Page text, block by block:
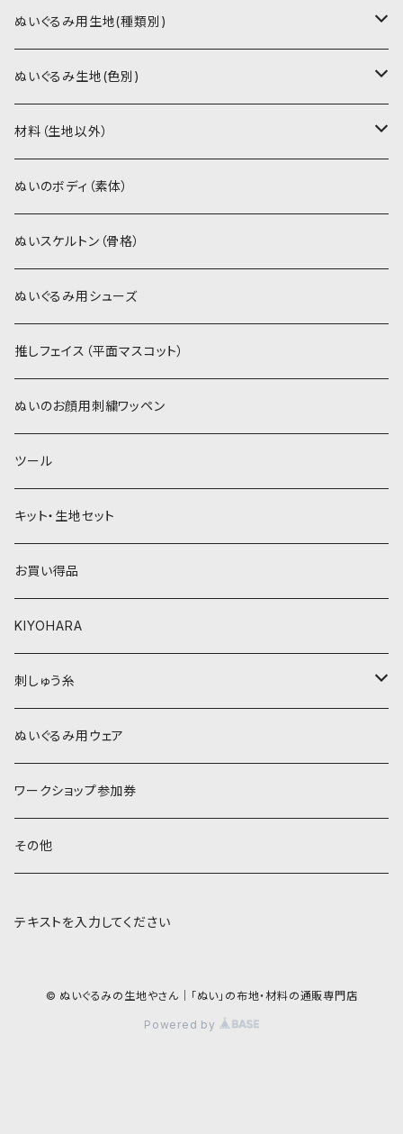
書籍（紙の本）
PDFデータ（ダウンロード）
ぬいぐるみ用生地(種類別)
ソフトボア（短毛）
ソフトボア（5mm）
ぬいトリコット
スキンカラー生地
カーリーベルボア
パウダーボア（4mm）
ウィッグボア（8cm）
ぬいぐるみ生地(色別)
ソフトボア
スキンカラー系
白系
黄色・クリーム系
ベージュ・ブラウン系
ぬいトリコット
スキンカラー系
白系
黄色・クリーム系
ベージュ・ブラウン系
材料（生地以外）
アイロン接着シート
ステッチカラー
ミニワッペン
リボン
ぬいのボディ（素体）
ぬいスケルトン（骨格）
ぬいぐるみ用シューズ
推しフェイス（平面マスコット）
ぬいのお顔用刺繍ワッペン
ツール
キット・生地セット
お買い得品
KIYOHARA
刺しゅう糸
COSMO 25番刺しゅう糸
ぬいぐるみ用ウェア
ワークショップ参加券
その他
テキストを入力してください
© ぬいぐるみの生地やさん｜「ぬい」の布地・材料の通販専門店
Powered by